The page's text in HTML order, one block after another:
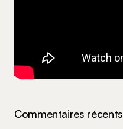
Commentaires récents